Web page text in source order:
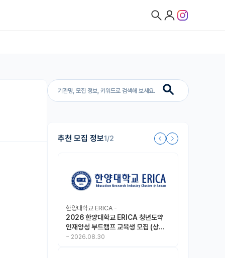
추천 모집 정보1/2
한양대학교 ERICA -
2026 한양대학교 ERICA 청년도약
인재양성 부트캠프 교육생 모집 (상시
모집 중, 1차 마감 : ~8.30)
~ 2026.08.30